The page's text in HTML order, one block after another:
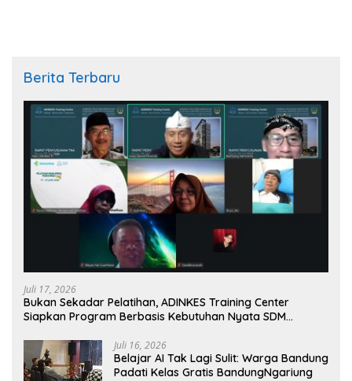
Berita Terbaru
Juli 17, 2026
Bukan Sekadar Pelatihan, ADINKES Training Center
Siapkan Program Berbasis Kebutuhan Nyata SDM
Juli 16, 2026
Belajar AI Tak Lagi Sulit: Warga Bandung
Padati Kelas Gratis BandungNgariung